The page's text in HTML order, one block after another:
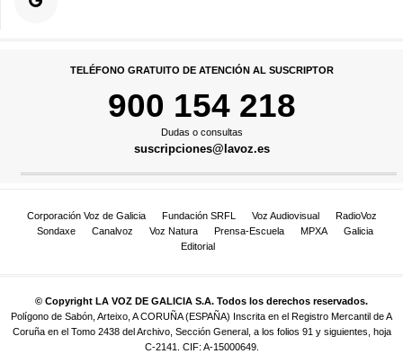
TELÉFONO GRATUITO DE ATENCIÓN AL SUSCRIPTOR
900 154 218
Dudas o consultas
suscripciones@lavoz.es
Corporación Voz de Galicia Fundación SRFL Voz Audiovisual
RadioVoz
Sondaxe
Canalvoz Voz Natura Prensa-Escuela MPXA
Galicia
Editorial
© Copyright LA VOZ DE GALICIA S.A. Todos los derechos reservados.
Polígono de Sabón, Arteixo, A CORUÑA (ESPAÑA) Inscrita en el Registro Mercantil de A
Coruña en el Tomo 2438 del Archivo, Sección General, a los folios 91 y siguientes, hoja
C-2141. CIF: A-15000649.